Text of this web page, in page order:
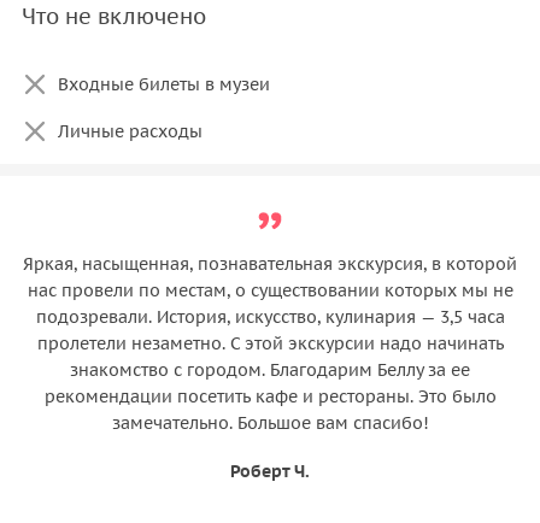
Что не включено
Входные билеты в музеи
Личные расходы
Яркая, насыщенная, познавательная экскурсия, в которой
нас провели по местам, о существовании которых мы не
подозревали. История, искусство, кулинария — 3,5 часа
пролетели незаметно. С этой экскурсии надо начинать
знакомство с городом. Благодарим Беллу за ее
рекомендации посетить кафе и рестораны. Это было
замечательно. Большое вам спасибо!
Роберт Ч.